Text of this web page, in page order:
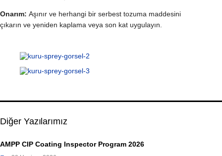
Onarım: Aşınır ve herhangi bir serbest tozuma maddesini
çıkarın ve yeniden kaplama veya son kat uygulayın.
Diğer Yazılarımız
AMPP CIP Coating Inspector Program 2026